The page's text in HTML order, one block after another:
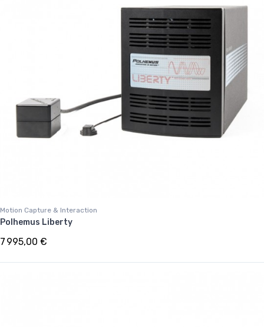
Motion Capture & Interaction
Polhemus Liberty
7 995,00 €